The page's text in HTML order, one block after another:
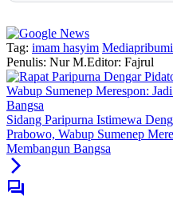
Tag: imam hasyim Mediapribumi
Penulis: Nur M.Editor: Fajrul
Sidang Paripurna Istimewa
Prabowo, Wabup Sumenep
Membangun Bangsa